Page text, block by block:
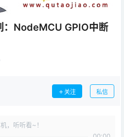
：NodeMCU GPIO中断
关注 私信
，听听看~！